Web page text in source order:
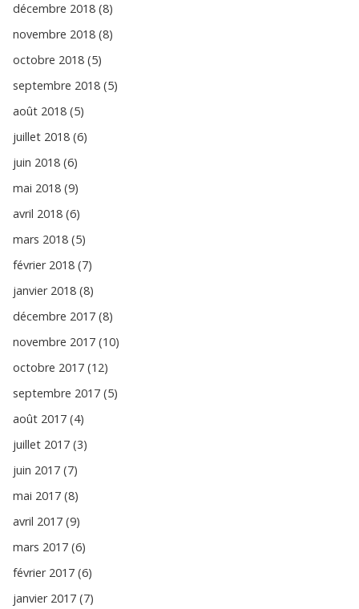
décembre 2018 (8)
novembre 2018 (8)
octobre 2018 (5)
septembre 2018 (5)
août 2018 (5)
juillet 2018 (6)
juin 2018 (6)
mai 2018 (9)
avril 2018 (6)
mars 2018 (5)
février 2018 (7)
janvier 2018 (8)
décembre 2017 (8)
novembre 2017 (10)
octobre 2017 (12)
septembre 2017 (5)
août 2017 (4)
juillet 2017 (3)
juin 2017 (7)
mai 2017 (8)
avril 2017 (9)
mars 2017 (6)
février 2017 (6)
janvier 2017 (7)